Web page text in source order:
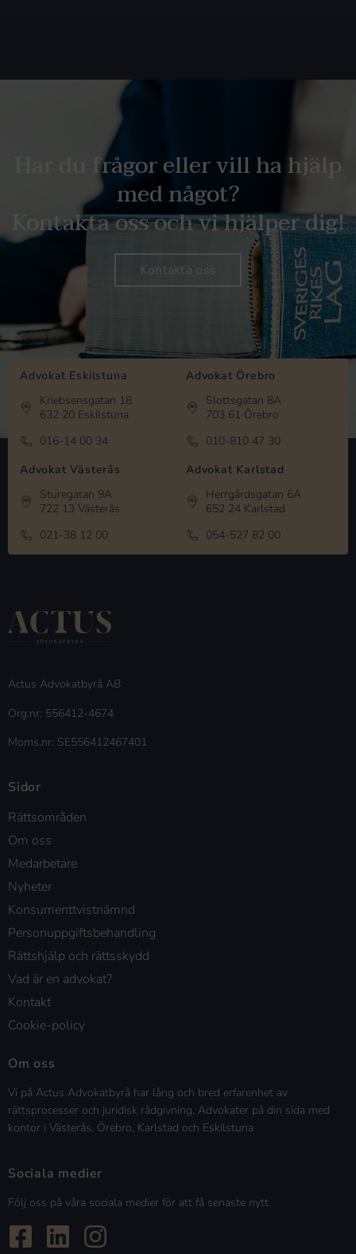
Har du frågor eller vill ha hjälp
med något?
Kontakta oss och vi hjälper dig!
Kontakta oss
Advokat Eskilstuna
Kriebsensgatan 18
632 20 Eskilstuna
016-14 00 34
Advokat Örebro
Slottsgatan 8A
703 61 Örebro
010-810 47 30
Advokat Västerås
Sturegatan 9A
722 13 Västerås
021-38 12 00
Advokat Karlstad
Herrgårdsgatan 6A
652 24 Karlstad
054-527 82 00
Actus Advokatbyrå AB
Org.nr: 556412-4674
Moms.nr: SE556412467401
Sidor
Rättsområden
Om oss
Medarbetare
Nyheter
Konsumenttvistnämnd
Personuppgiftsbehandling
Rättshjälp och rättsskydd
Vad är en advokat?
Kontakt
Cookie-policy
Om oss
Vi på Actus Advokatbyrå har lång och bred erfarenhet av
rättsprocesser och juridisk rådgivning. Advokater på din sida med
kontor i Västerås, Örebro, Karlstad och Eskilstuna
Sociala medier
Följ oss på våra sociala medier för att få senaste nytt.